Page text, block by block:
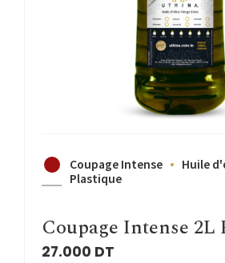
Coupage Intense
Huile
Plastique
Coupage Intense 2L
27.000 DT